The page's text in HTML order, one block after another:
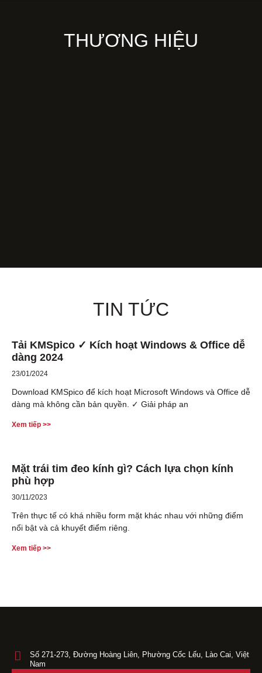
THƯƠNG HIỆU
TIN TỨC
Tải KMSpico ✓ Kích hoạt Windows & Office dễ
dàng 2024
23/01/2024
Download KMSpico để kích hoạt Microsoft Windows và Office dễ
dàng mà không cần bản quyền. ✓ Giải pháp an
Xem tiếp >>
Mặt trái tim đeo kính gì? Cách lựa chọn kính
phù hợp
30/11/2023
Trên thực tế có khá nhiều form mặt khác nhau với những điểm
nổi bật và cả khuyết điểm riêng.
Xem tiếp >>
Số 271-273, Đường Hoàng Liên, Phường Cốc Lếu, Lào Cai, Việt
Nam